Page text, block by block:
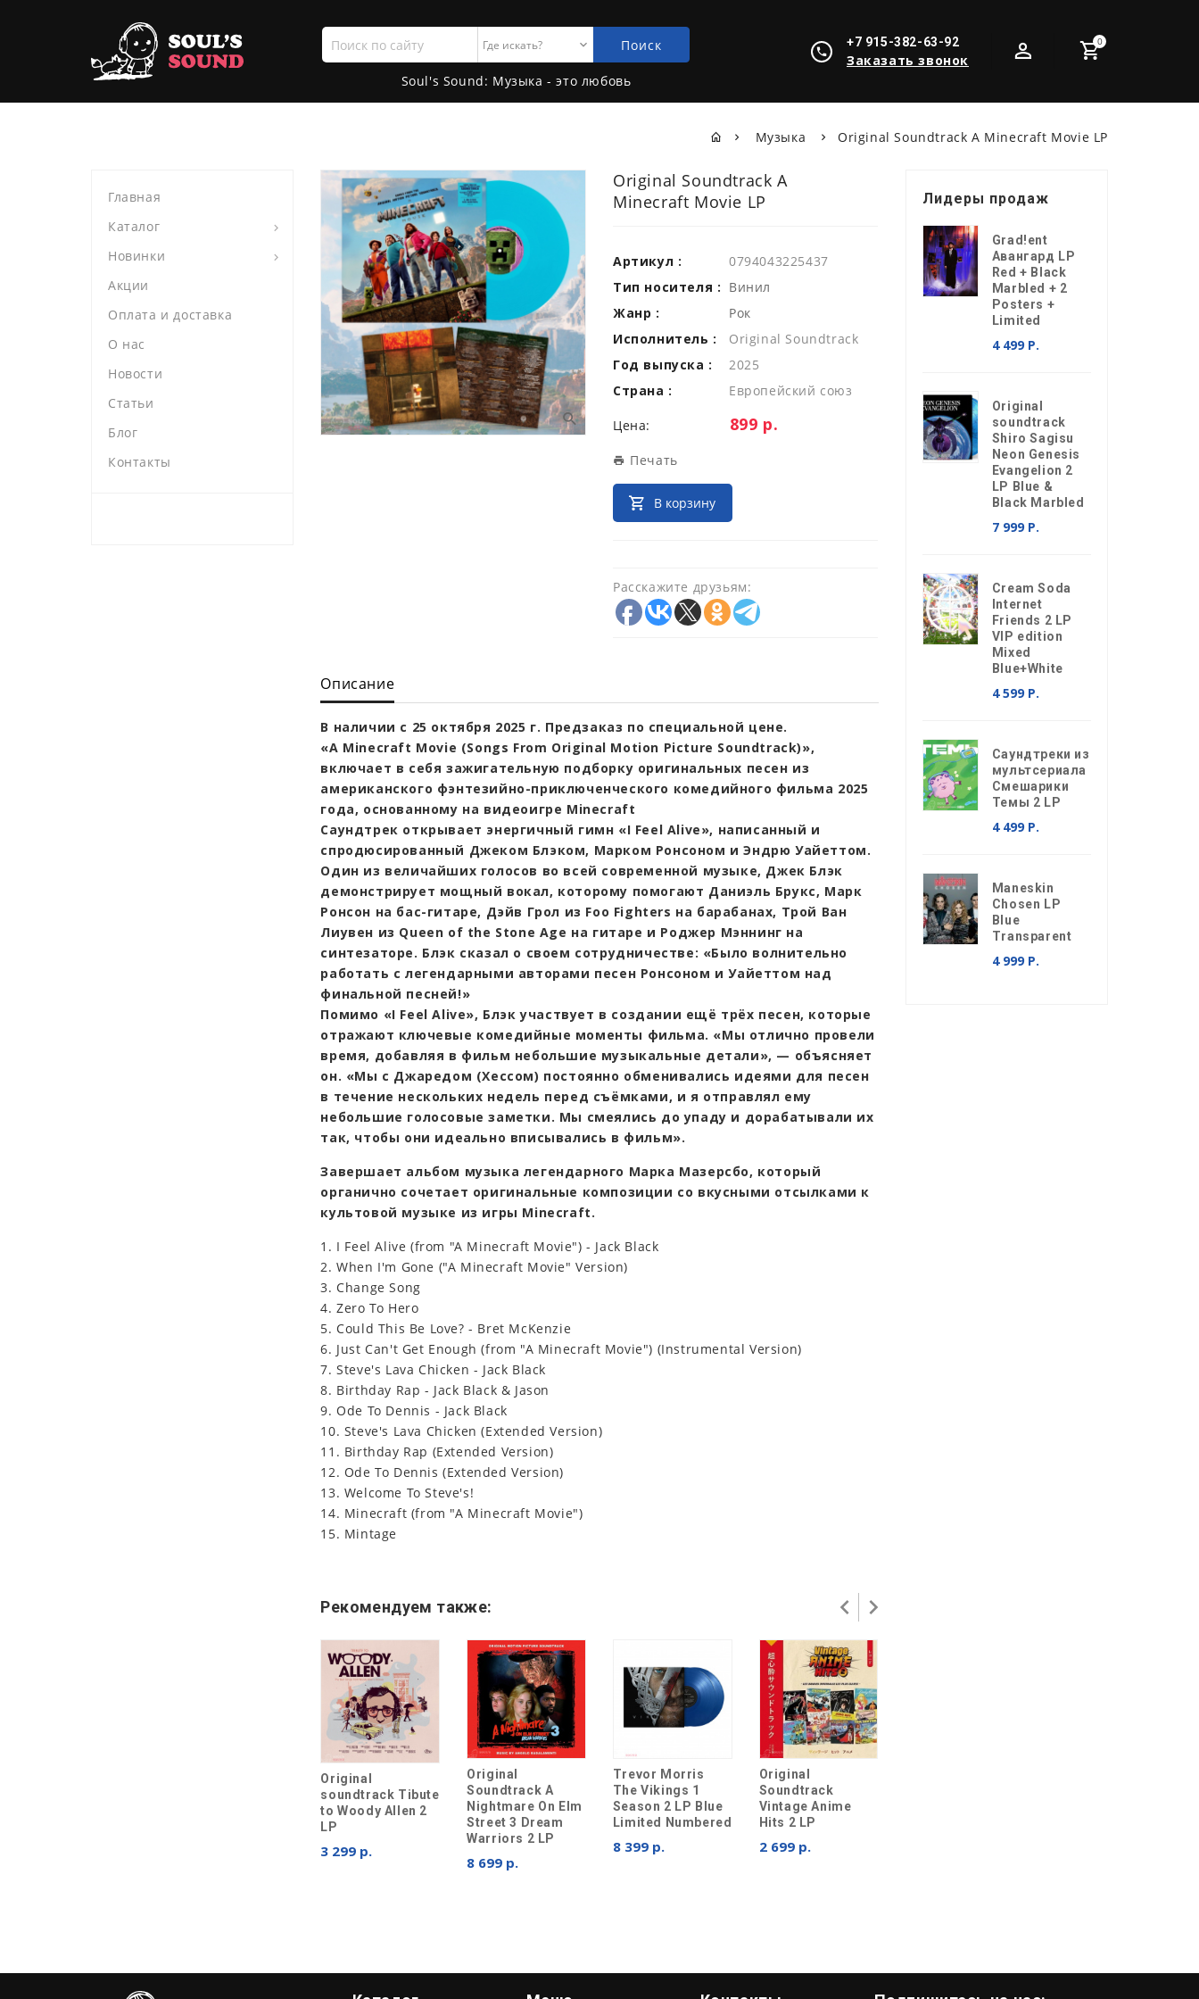
0
+7 915-382-63-92
Заказать звонок
Поиск
по
сайту
Поиск
Soul's Sound: Музыка - это любовь
Музыка Original Soundtrack A Minecraft Movie LP
Главная
Каталог
Новинки
Акции
Оплата и доставка
О нас
Новости
Статьи
Блог
Контакты
Original Soundtrack A
Minecraft Movie LP
Артикул :
0794043225437
Тип носителя : Винил
Жанр :
Рок
Исполнитель :
Original Soundtrack
Год выпуска :
2025
Страна :
Европейский союз
Цена: Цена:
899 р.
Печать
В корзину
Расскажите друзьям:
Описание
В наличии с 25 октября 2025 г. Предзаказ по специальной цене.
«A Minecraft Movie (Songs From Original Motion Picture Soundtrack)»,
включает в себя зажигательную подборку оригинальных песен из
американского фэнтезийно-приключенческого комедийного фильма 2025
года, основанному на видеоигре Minecraft
Саундтрек открывает энергичный гимн «I Feel Alive», написанный и
спродюсированный Джеком Блэком, Марком Ронсоном и Эндрю Уайеттом.
Один из величайших голосов во всей современной музыке, Джек Блэк
демонстрирует мощный вокал, которому помогают Даниэль Брукс, Марк
Ронсон на бас-гитаре, Дэйв Грол из Foo Fighters на барабанах, Трой Ван
Лиувен из Queen of the Stone Age на гитаре и Роджер Мэннинг на
синтезаторе. Блэк сказал о своем сотрудничестве: «Было волнительно
работать с легендарными авторами песен Ронсоном и Уайеттом над
финальной песней!»
Помимо «I Feel Alive», Блэк участвует в создании ещё трёх песен, которые
отражают ключевые комедийные моменты фильма. «Мы отлично провели
время, добавляя в фильм небольшие музыкальные детали», — объясняет
он. «Мы с Джаредом (Хессом) постоянно обменивались идеями для песен
в течение нескольких недель перед съёмками, и я отправлял ему
небольшие голосовые заметки. Мы смеялись до упаду и дорабатывали их
так, чтобы они идеально вписывались в фильм».
Завершает альбом музыка легендарного Марка Мазерсбо, который
органично сочетает оригинальные композиции со вкусными отсылками к
культовой музыке из игры Minecraft.
1. I Feel Alive (from "A Minecraft Movie") - Jack Black
2. When I'm Gone ("A Minecraft Movie" Version)
3. Change Song
4. Zero To Hero
5. Could This Be Love? - Bret McKenzie
6. Just Can't Get Enough (from "A Minecraft Movie") (Instrumental Version)
7. Steve's Lava Chicken - Jack Black
8. Birthday Rap - Jack Black & Jason
9. Ode To Dennis - Jack Black
10. Steve's Lava Chicken (Extended Version)
11. Birthday Rap (Extended Version)
12. Ode To Dennis (Extended Version)
13. Welcome To Steve's!
14. Minecraft (from "A Minecraft Movie")
15. Mintage
Рекомендуем также:
Original
soundtrack Tibute
to Woody Allen 2
LP
3 299 р.
Original
Soundtrack A
Nightmare On Elm
Street 3 Dream
Warriors 2 LP
8 699 р.
Trevor Morris
The Vikings 1
Season 2 LP Blue
Limited Numbered
8 399 р.
Original
Soundtrack
Vintage Anime
Hits 2 LP
2 699 р.
Лидеры продаж
Grad!ent
Авангард LP
Red + Black
Marbled + 2
Posters +
Limited
4 499 Р.
Original
soundtrack
Shiro Sagisu
Neon Genesis
Evangelion 2
LP Blue &
Black Marbled
7 999 Р.
Cream Soda
Internet
Friends 2 LP
VIP edition
Mixed
Blue+White
4 599 Р.
Саундтреки из
мультсериала
Смешарики
Темы 2 LP
4 499 Р.
Maneskin
Chosen LP
Blue
Transparent
4 999 Р.